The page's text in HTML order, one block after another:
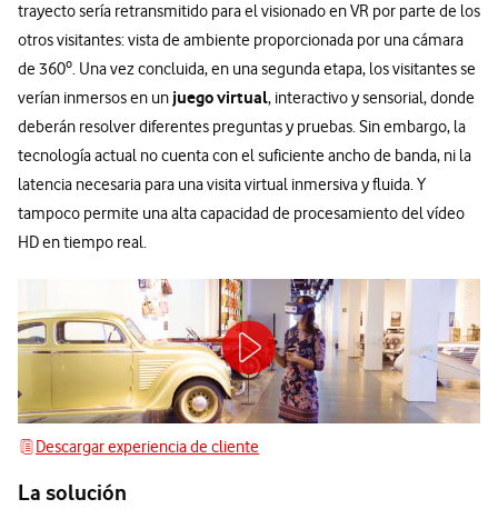
trayecto sería retransmitido para el visionado en VR por parte de los
otros visitantes: vista de ambiente proporcionada por una cámara
de 360º. Una vez concluida, en una segunda etapa, los visitantes se
verían inmersos en un juego virtual, interactivo y sensorial, donde
deberán resolver diferentes preguntas y pruebas. Sin embargo, la
tecnología actual no cuenta con el suficiente ancho de banda, ni la
latencia necesaria para una visita virtual inmersiva y fluida. Y
tampoco permite una alta capacidad de procesamiento del vídeo
HD en tiempo real.
Descargar experiencia de cliente
Descargar experiencia de cliente
La solución